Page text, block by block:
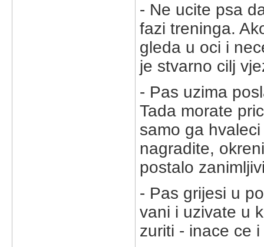
- Ne ucite psa
fazi treninga.
gleda u oci i
je stvarno cilj
- Pas uzima
Tada morate
samo ga
nagradite,
postalo
- Pas grijesi u
vani i uzivate u
zuriti - inace ce